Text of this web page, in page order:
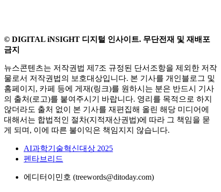
© DIGITAL iNSIGHT 디지털 인사이트. 무단전재 및 재배포
금지
뉴스콘텐츠는 저작권법 제7조 규정된 단서조항을 제외한 저작
물로서 저작권법의 보호대상입니다. 본 기사를 개인블로그 및
홈페이지, 카페 등에 게재(링크)를 원하시는 분은 반드시 기사
의 출처(로고)를 붙여주시기 바랍니다. 영리를 목적으로 하지
않더라도 출처 없이 본 기사를 재편집해 올린 해당 미디어에
대해서는 합법적인 절차(지적재산권법)에 따라 그 책임을 묻
게 되며, 이에 따른 불이익은 책임지지 않습니다.
AI과학기술혁신대상 2025
펜타브리드
에디터 이민호 (treewords@ditoday.com)